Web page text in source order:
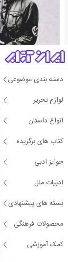
دسته بندی موضوعی
لوازم تحریر
انواع داستان
کتاب های برگزیده
جوایز ادبی
ادبیات ملل
بسته های پیشنهادی
محصولات فرهنگی
کمک آموزشی
نبرد من
آدولف هیتلر
٪10